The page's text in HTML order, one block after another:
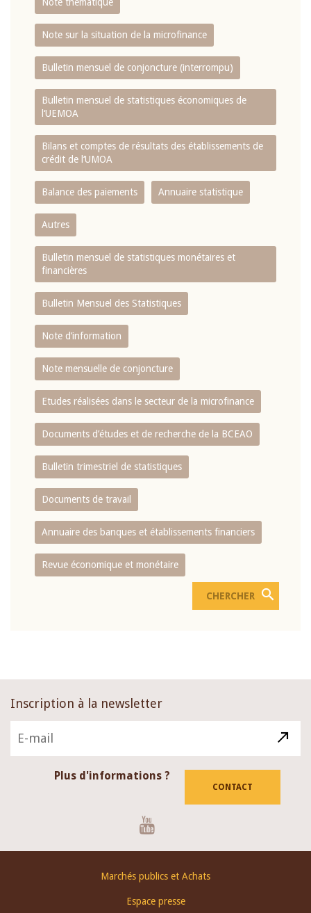
Note sur la situation de la microfinance
Bulletin mensuel de conjoncture (interrompu)
Bulletin mensuel de statistiques économiques de
l‘UEMOA
Bilans et comptes de résultats des établissements de
crédit de l‘UMOA
Balance des paiements Annuaire statistique
Autres
Bulletin mensuel de statistiques monétaires et
financières
Bulletin Mensuel des Statistiques
Note d’information
Note mensuelle de conjoncture
Etudes réalisées dans le secteur de la microfinance
Documents d’études et de recherche de la BCEAO
Bulletin trimestriel de statistiques
Documents de travail
Annuaire des banques et établissements financiers
Revue économique et monétaire
Inscription à la newsletter
Plus d'informations ?
CONTACT
Marchés publics et Achats
Espace presse